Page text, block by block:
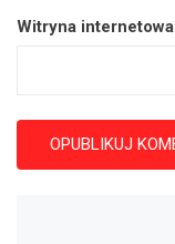
Witryna internetowa